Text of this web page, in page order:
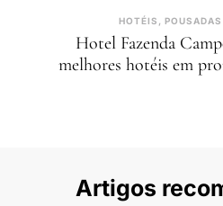
HOTÉIS, POUSADAS
Hotel Fazenda
melhores hotéis em
Artigos